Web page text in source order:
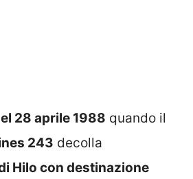
28 aprile 1988 quando il
243 decolla
Hilo con destinazione